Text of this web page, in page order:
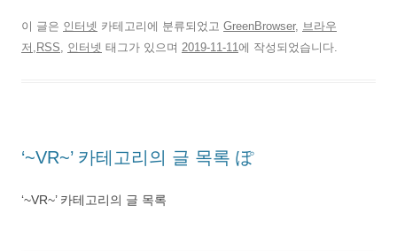
이 글은 인터넷 카테고리에 분류되었고 GreenBrowser, 브라우
저,RSS, 인터넷 태그가 있으며 2019-11-11에 작성되었습니다.
‘~VR~’ 카테고리의 글 목록 ぽ
‘~VR~’ 카테고리의 글 목록